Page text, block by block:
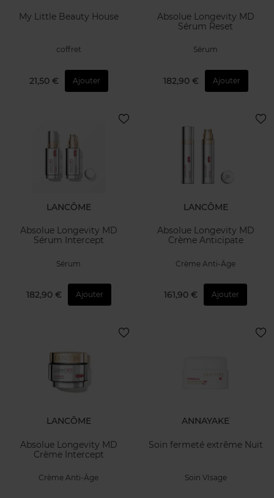
My Little Beauty House
coffret
21,50 € Ajouter
Absolue Longevity MD
Sérum Reset
Sérum
182,90 € Ajouter
LANCÔME
Absolue Longevity MD
Sérum Intercept
Sérum
182,90 € Ajouter
LANCÔME
Absolue Longevity MD
Crème Anticipate
Crème Anti-Âge
161,90 € Ajouter
LANCÔME
Absolue Longevity MD
Crème Intercept
Crème Anti-Âge
ANNAYAKE
Soin fermeté extrême Nuit
Soin VIsage